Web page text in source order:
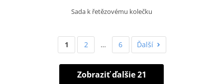
Sada k řetězovému kolečku
1 2 … 6 Ďalší
Zobraziť ďalšie 21